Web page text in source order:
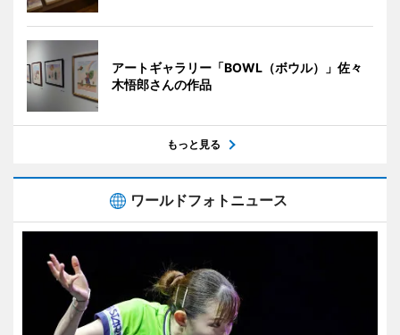
アートギャラリー「BOWL（ボウル）」佐々
木悟郎さんの作品
もっと見る
ワールドフォトニュース